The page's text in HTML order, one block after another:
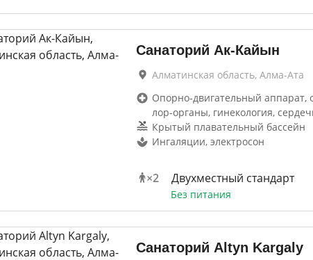
Санаторий Ак-Кайын
Алматинская область, Алма-Ата
Опорно-двигательный аппарат,
лор-органы, гинекология,
Крытый плавательный бассейн
Ингаляции, электросон
×2 Двухместный стандарт
Без питания
Санаторий Altyn Kargaly